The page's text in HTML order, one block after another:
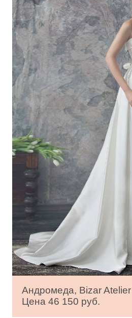
Андромеда, Bizar Atelier
Цена 46 150 руб.